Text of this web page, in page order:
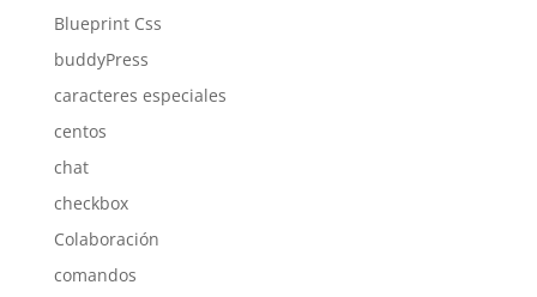
Blueprint Css
buddyPress
caracteres especiales
centos
chat
checkbox
Colaboración
comandos